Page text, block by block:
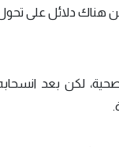
هناك دلائل على
لكن بعد